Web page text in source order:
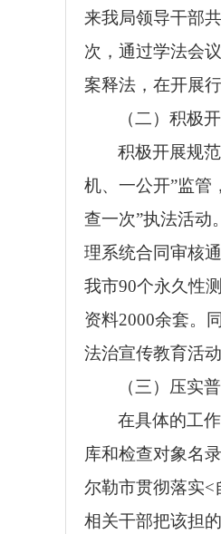
来我局领导干部
次， 通过学法会
案释法，在开展
（二）积极
积极开展规
机、一公开”监管
查一次”执法活动
理系统合同审核
我市90个永久性
资料2000余套。
法治宣传教育活
（三）压实
在具体的工
库和检查对象名
尔勒市贯彻落实<
相关干部把该担